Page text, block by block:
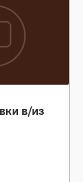
в/из